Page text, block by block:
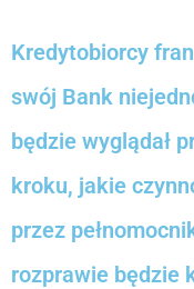
Kredytobiorcy
swój Bank
będzie wyglądał
kroku, jakie
przez
rozprawie będzie